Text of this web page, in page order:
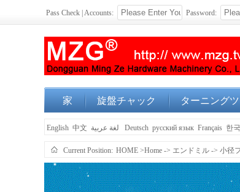
Pass Check | Accounts: Password:
家 旋盤チャック ターニング
English 中文 Deutsch русский язык Français 한
Current Position: HOME >Home -> エンドミル -> 小径